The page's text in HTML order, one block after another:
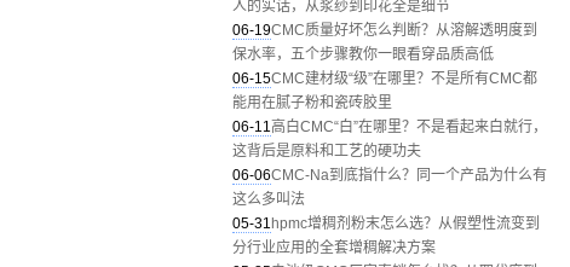
人的实话，从浆纱到印花全是细节
06-19CMC质量好坏怎么判断？从溶解透明度到
保水率，五个步骤教你一眼看穿品质高低
06-15CMC建材级“级”在哪里？不是所有CMC都
能用在腻子粉和瓷砖胶里
06-11高白CMC“白”在哪里？不是看起来白就行，
这背后是原料和工艺的硬功夫
06-06CMC-Na到底指什么？同一个产品为什么有
这么多叫法
05-31 hpmc增稠剂粉末怎么选？从假塑性流变到
分行业应用的全套增稠解决方案